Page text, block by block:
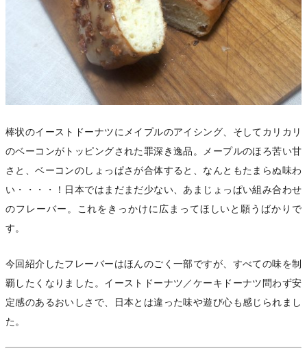
棒状のイーストドーナツにメイプルのアイシング、そしてカリカリ
のベーコンがトッピングされた罪深き逸品。メープルのほろ苦い甘
さと、ベーコンのしょっぱさが合体すると、なんともたまらぬ味わ
い・・・・！日本ではまだまだ少ない、あまじょっぱい組み合わせ
のフレーバー。これをきっかけに広まってほしいと願うばかりで
す。
今回紹介したフレーバーはほんのごく一部ですが、すべての味を制
覇したくなりました。イーストドーナツ／ケーキドーナツ問わず安
定感のあるおいしさで、日本とは違った味や遊び心も感じられまし
た。